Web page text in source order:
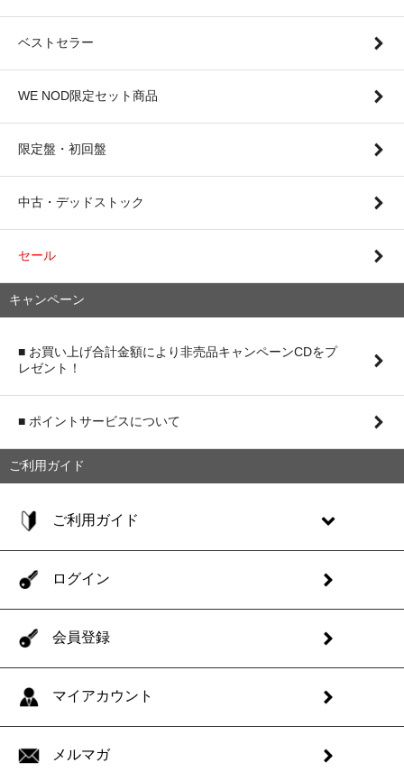
ベストセラー
WE NOD限定セット商品
限定盤・初回盤
中古・デッドストック
セール
キャンペーン
■ お買い上げ合計金額により非売品キャンペーンCDをプ
レゼント！
■ ポイントサービスについて
ご利用ガイド
ご利用ガイド
ログイン
会員登録
マイアカウント
メルマガ